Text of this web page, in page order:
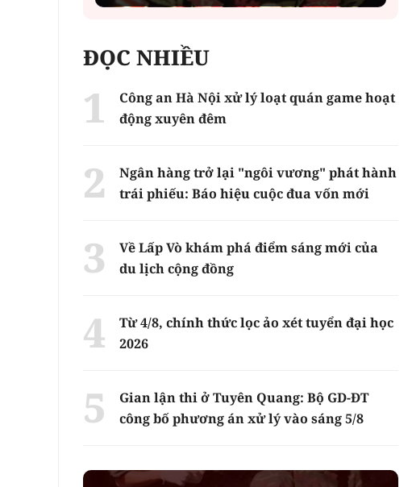
ĐỌC NHIỀU
Công an Hà Nội xử lý loạt quán game hoạt
động xuyên đêm
Ngân hàng trở lại "ngôi vương" phát hành
trái phiếu: Báo hiệu cuộc đua vốn mới
Về Lấp Vò khám phá điểm sáng mới của
du lịch cộng đồng
Từ 4/8, chính thức lọc ảo xét tuyển đại học
2026
Gian lận thi ở Tuyên Quang: Bộ GD-ĐT
công bố phương án xử lý vào sáng 5/8